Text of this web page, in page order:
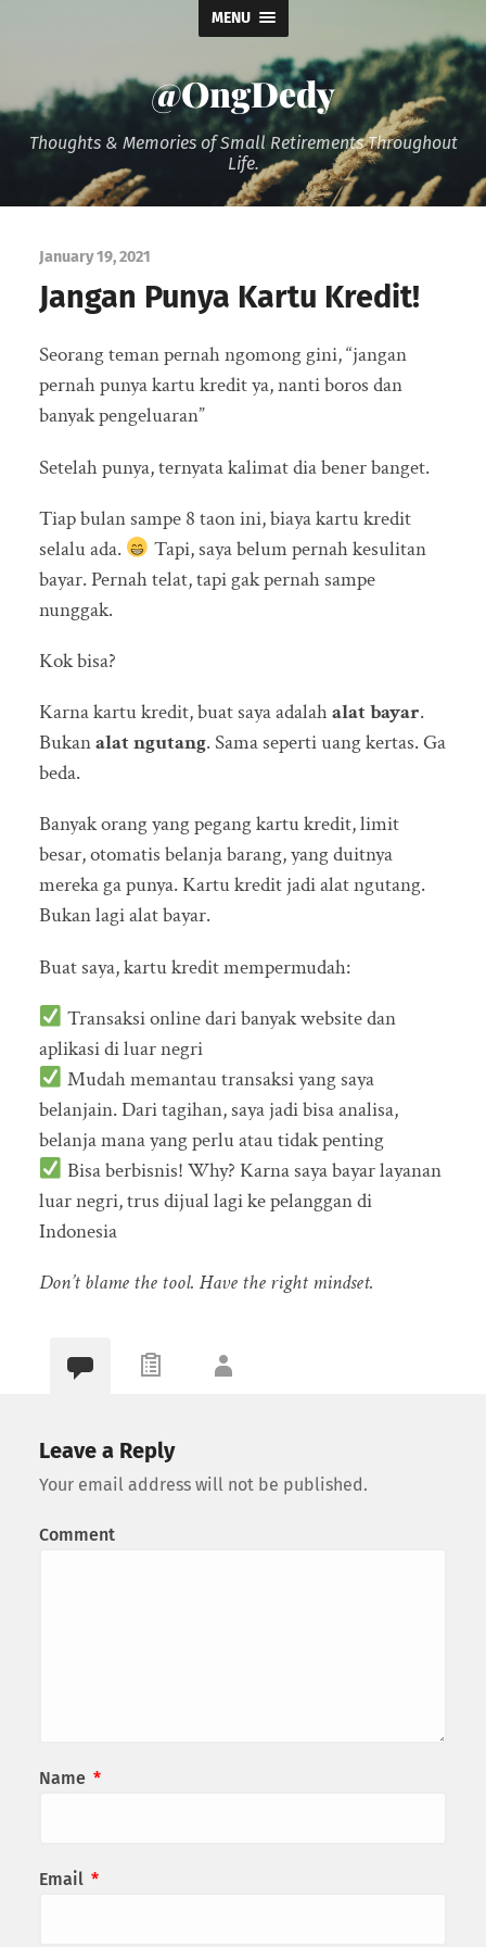
MENU
@OngDedy
Thoughts & Memories of Small Retirements Throughout
Life.
January 19, 2021
Jangan Punya Kartu Kredit!
Seorang teman pernah ngomong gini, “jangan
pernah punya kartu kredit ya, nanti boros dan
banyak pengeluaran”
Setelah punya, ternyata kalimat dia bener banget.
Tiap bulan sampe 8 taon ini, biaya kartu kredit
selalu ada.
Tapi, saya belum pernah kesulitan
bayar. Pernah telat, tapi gak pernah sampe
nunggak.
Kok bisa?
Karna kartu kredit, buat saya adalahalat bayar.
Bukanalat ngutang. Sama seperti uang kertas. Ga
beda.
Banyak orang yang pegang kartu kredit, limit
besar, otomatis belanja barang, yang duitnya
mereka ga punya. Kartu kredit jadi alat ngutang.
Bukan lagi alat bayar.
Buat saya, kartu kredit mempermudah:
Transaksi online dari banyak website dan
aplikasi di luar negri
Mudah memantau transaksi yang saya
belanjain. Dari tagihan, saya jadi bisa analisa,
belanja mana yang perlu atau tidak penting
Bisa berbisnis! Why? Karna saya bayar layanan
luar negri, trus dijual lagi ke pelanggan di
Indonesia
Don’t blame the tool. Have the right mindset.
Leave a Reply
Your email address will not be published.
Comment
Name *
Email *